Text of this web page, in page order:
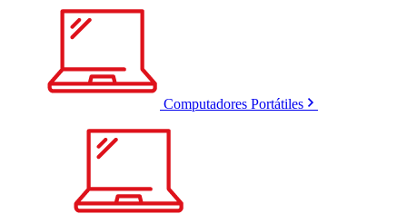
Computadores Portátiles